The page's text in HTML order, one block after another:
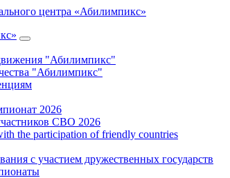
"Абилимпикс"
"Абилимпикс"
2026
СВО 2026
the participation of friendly countries
с участием дружественных государств